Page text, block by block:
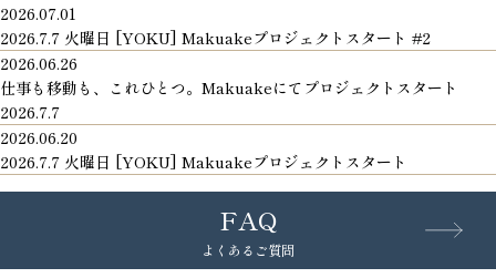
2026.07.01
2026.7.7 火曜日 [YOKU] Makuakeプロジェクトスタート #2
2026.06.26
仕事も移動も、これひとつ。Makuakeにてプロジェクトスタート
2026.7.7
2026.06.20
2026.7.7 火曜日 [YOKU] Makuakeプロジェクトスタート
FAQ
よくあるご質問